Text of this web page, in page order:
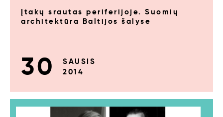
Įtakų srautas periferijoje. Suomių
architektūra Baltijos šalyse
30
SAUSIS
2014